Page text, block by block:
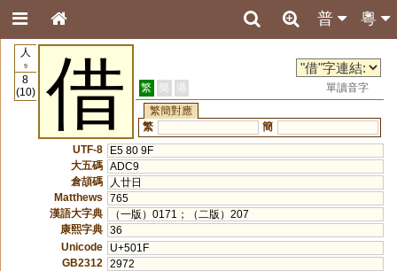
粵
普
人
9
8
(10)
借 繁 簡 港
單讀音字
繁簡對應
繁
簡
UTF-8
E5 80 9F
大五碼 ADC9
倉頡碼
人廿日
Matthews
765
漢語大字典
（一版）0171；（二版）207
康熙字典 36
Unicode
U+501F
GB2312
2972